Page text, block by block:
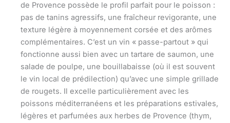
de Provence possède le profil parfait pour le poisson :
pas de tanins agressifs, une fraîcheur revigorante, une
texture légère à moyennement corsée et des arômes
complémentaires. C’est un vin « passe-partout » qui
fonctionne aussi bien avec un tartare de saumon, une
salade de poulpe, une bouillabaisse (où il est souvent
le vin local de prédilection) qu’avec une simple grillade
de rougets. Il excelle particulièrement avec les
poissons méditerranéens et les préparations estivales,
légères et parfumées aux herbes de Provence (thym,